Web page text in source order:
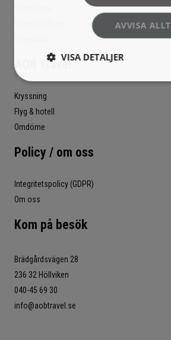
AOB Travel
Kryssning
Flyg & hotell
Omdöme
Policy / om oss
Integritetspolicy (GDPR)
Om oss
Kom på besök
Brädgårdsvägen 28
236 32 Höllviken
040-45 69 30
info@aobtravel.se
AVVISA ALLT
VISA DETALJER